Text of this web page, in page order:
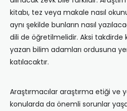
kitabı, tez veya makale nasıl
aynı şekilde bunların nasıl
dili de öğretilmelidir. Aksi takdirde
yazan bilim adamları ordusuna
katılacaktır.
Araştırmacılar araştırma etiği ve
konularda da önemli sorunlar